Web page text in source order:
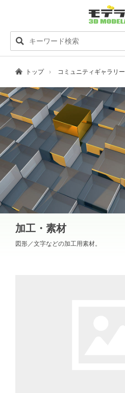
トップ コミュニティギャラリー
加工・素材
図形／文字などの加工用素材。